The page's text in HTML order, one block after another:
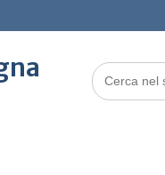
Search
for: